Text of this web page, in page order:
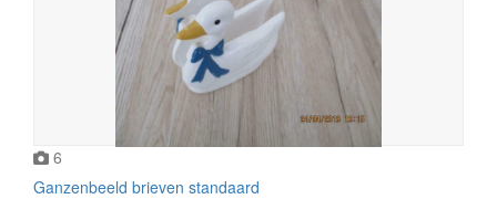
6
Ganzenbeeld brieven standaard